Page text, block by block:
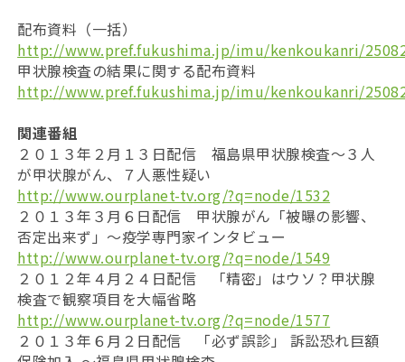
配布資料（一括）
http://www.pref.fukushima.jp/imu/kenkoukanri/
甲状腺検査の結果に関する配布資料
http://www.pref.fukushima.jp/imu/kenkoukanri/
関連番組
２０１３年２月１３日配信 福島県甲状腺検査～３人
が甲状腺がん、７人悪性疑い
http://www.ourplanet-tv.org/?q=node/1532
２０１３年３月６日配信 甲状腺がん「被曝の影響、
否定出来ず」〜疫学専門家インタビュー
http://www.ourplanet-tv.org/?q=node/1549
２０１２年４月２４日配信 「精密」はウソ？甲状腺
検査で観察項目を大幅省略
http://www.ourplanet-tv.org/?q=node/1577
２０１３年６月２日配信 「必ず誤診」 訴訟恐れ巨額